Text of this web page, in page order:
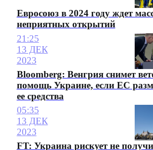
Евросоюз в 2024 году ждет
неприятных открытий
21:25
13 ДЕК
2023
Bloomberg: Венгрия снимет
помощь Украине, если ЕС
ее средства
05:35
13 ДЕК
2023
FT: Украина рискует не